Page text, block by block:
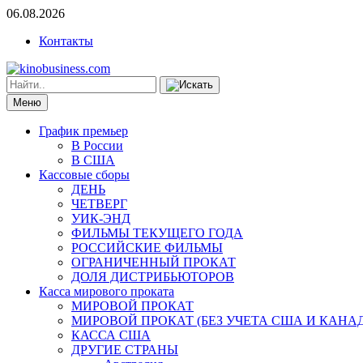
06.08.2026
Контакты
Меню
График премьер
В России
В США
Кассовые сборы
ДЕНЬ
ЧЕТВЕРГ
УИК-ЭНД
ФИЛЬМЫ ТЕКУЩЕГО ГОДА
РОССИЙСКИЕ ФИЛЬМЫ
ОГРАНИЧЕННЫЙ ПРОКАТ
ДОЛЯ ДИСТРИБЬЮТОРОВ
Касса мирового проката
МИРОВОЙ ПРОКАТ
МИРОВОЙ ПРОКАТ (БЕЗ УЧЕТА США И
КАССА США
ДРУГИЕ СТРАНЫ